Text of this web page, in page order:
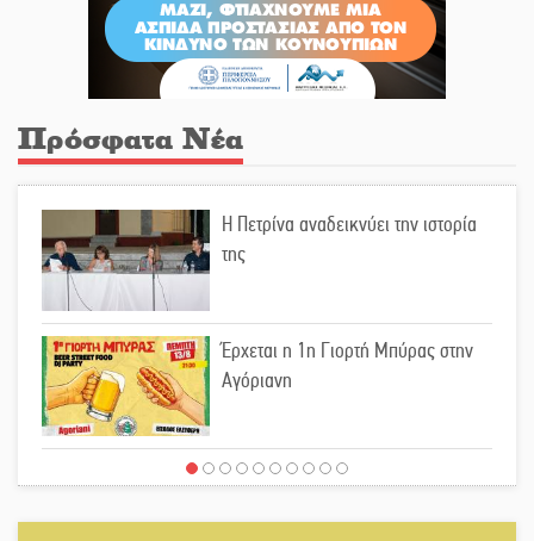
Πρόσφατα Νέα
Η Πετρίνα αναδεικνύει την ιστορία
της
Έρχεται η 1η Γιορτή Μπύρας στην
Αγόριανη
Παγιώνεται δημοσκοπικά ο…